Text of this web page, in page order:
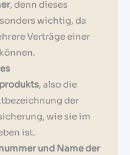
, denn dieses
wichtig, da
Verträge einer
, also die
der
wie sie im
ist.
und Name der